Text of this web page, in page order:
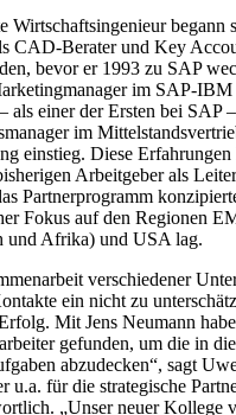
Wirtschaftsingenieur begann
CAD-Berater und Key
bevor er 1993 zu SAP
im SAP-IBM
als einer der Ersten bei SAP
im
einstieg. Diese
Arbeitgeber als
Partnerprogramm
Fokus auf den Regionen
und Afrika) und USA lag.
verschiedener
ein nicht zu
Mit Jens Neumann
gefunden, um die in
abzudecken“, sagt
u.a. für die strategische
„Unser neuer Kollege